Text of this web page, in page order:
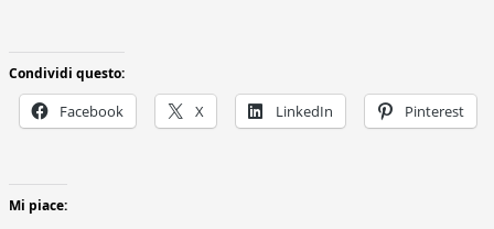
Condividi questo:
Facebook X LinkedIn Pinterest
Mi piace: